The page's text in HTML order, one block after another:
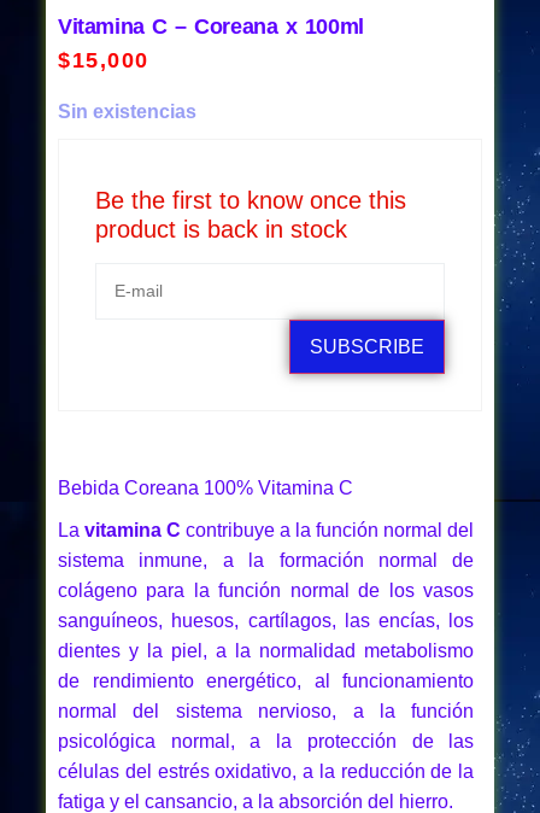
Vitamina C – Coreana x 100ml
$15,000
Sin existencias
Be the first to know once this
product is back in stock
SUBSCRIBE
Bebida Coreana 100% Vitamina C
Lavitamina C contribuye a la función normal del
sistema inmune, a la formación normal de
colágeno para la función normal de los vasos
sanguíneos, huesos, cartílagos, las encías, los
dientes y la piel, a la normalidad metabolismo
de rendimiento energético, al funcionamiento
normal del sistema nervioso, a la función
psicológica normal, a la protección de las
células del estrés oxidativo, a la reducción de la
fatiga y el cansancio, a la absorción del hierro.